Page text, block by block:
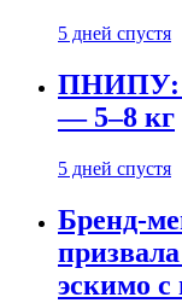
5 дней спустя
ПНИПУ:
— 5–8 кг
5 дней спустя
Бренд-
эскимо